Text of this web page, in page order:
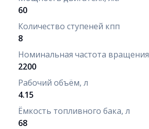
60
Количество ступеней кпп
8
Номинальная частота
2200
Рабочий объём, л
4.15
Ёмкость топливного бака, л
68